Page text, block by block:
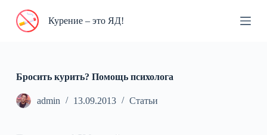
П
и
Курение – это ЯД!
Бросить курить? Помощь психолога
admin 13.09.2013 Статьи